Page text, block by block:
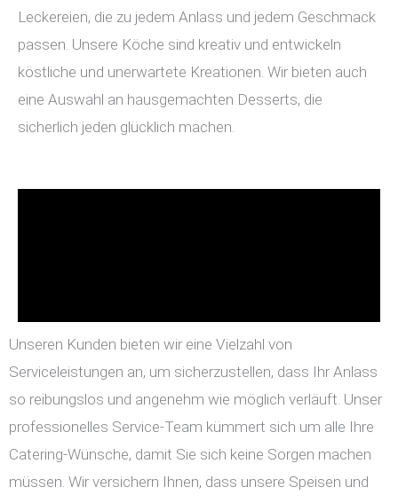
Leckereien, die zu jedem Anlass und jedem Geschmack
passen. Unsere Köche sind kreativ und entwickeln
köstliche und unerwartete Kreationen. Wir bieten auch
eine Auswahl an hausgemachten Desserts, die
sicherlich jeden glücklich machen.
Unseren Kunden bieten wir eine Vielzahl von
Serviceleistungen an, um sicherzustellen, dass Ihr Anlass
so reibungslos und angenehm wie möglich verläuft. Unser
professionelles Service-Team kümmert sich um alle Ihre
Catering-Wünsche, damit Sie sich keine Sorgen machen
müssen. Wir versichern Ihnen, dass unsere Speisen und